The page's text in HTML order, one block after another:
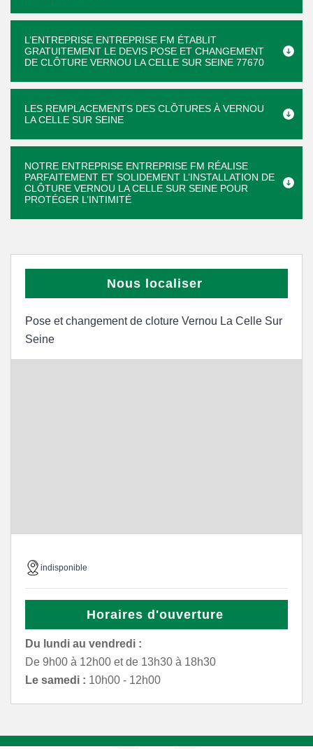
L’ENTREPRISE ENTREPRISE FM ÉTABLIT
GRATUITEMENT LE DEVIS POSE ET CHANGEMENT
DE CLÔTURE VERNOU LA CELLE SUR SEINE 77670
LES REMPLACEMENTS DES CLÔTURES À VERNOU
LA CELLE SUR SEINE
NOTRE ENTREPRISE ENTREPRISE FM RÉALISE
PARFAITEMENT ET SOLIDEMENT L’INSTALLATION DE
CLÔTURE VERNOU LA CELLE SUR SEINE POUR
PROTÉGER L’INTIMITÉ
Nous localiser
Pose et changement de cloture Vernou La Celle Sur
Seine
indisponible
Horaires d'ouverture
Du lundi au vendredi :
De 9h00 à 12h00 et de 13h30 à 18h30
Le samedi : 10h00 - 12h00